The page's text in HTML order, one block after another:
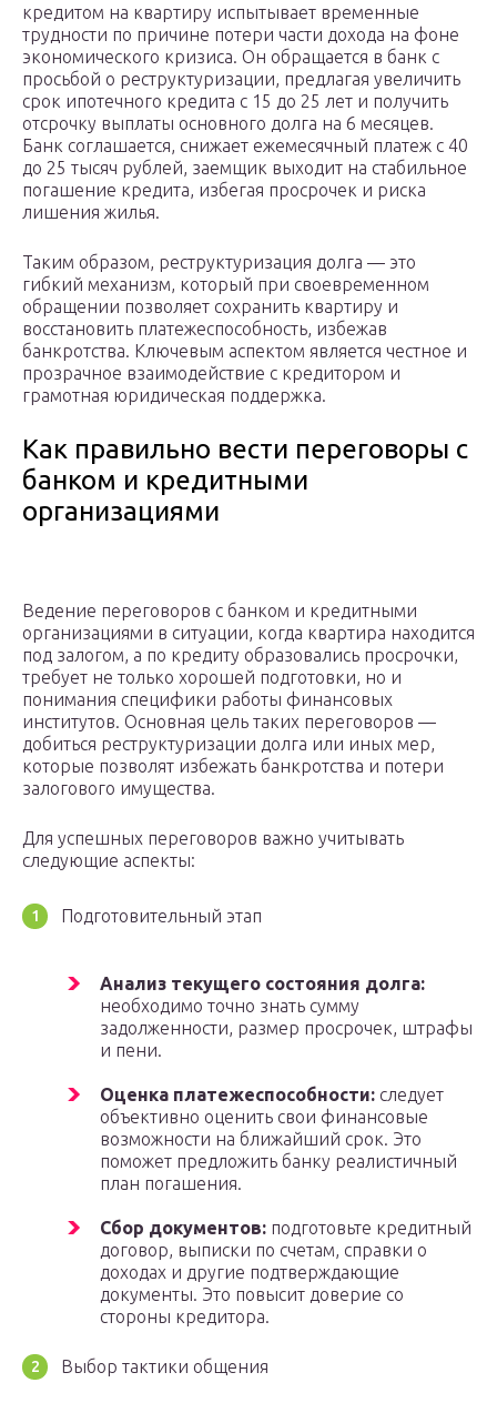
кредитом на квартиру испытывает временные
трудности по причине потери части дохода на фоне
экономического кризиса. Он обращается в банк с
просьбой о реструктуризации, предлагая увеличить
срок ипотечного кредита с 15 до 25 лет и получить
отсрочку выплаты основного долга на 6 месяцев.
Банк соглашается, снижает ежемесячный платеж с 40
до 25 тысяч рублей, заемщик выходит на стабильное
погашение кредита, избегая просрочек и риска
лишения жилья.
Таким образом, реструктуризация долга — это
гибкий механизм, который при своевременном
обращении позволяет сохранить квартиру и
восстановить платежеспособность, избежав
банкротства. Ключевым аспектом является честное и
прозрачное взаимодействие с кредитором и
грамотная юридическая поддержка.
Как правильно вести переговоры с
банком и кредитными
организациями
Ведение переговоров с банком и кредитными
организациями в ситуации, когда квартира находится
под залогом, а по кредиту образовались просрочки,
требует не только хорошей подготовки, но и
понимания специфики работы финансовых
институтов. Основная цель таких переговоров —
добиться реструктуризации долга или иных мер,
которые позволят избежать банкротства и потери
залогового имущества.
Для успешных переговоров важно учитывать
следующие аспекты:
Подготовительный этап
Анализ текущего состояния долга:
необходимо точно знать сумму
задолженности, размер просрочек, штрафы
и пени.
Оценка платежеспособности: следует
объективно оценить свои финансовые
возможности на ближайший срок. Это
поможет предложить банку реалистичный
план погашения.
Сбор документов: подготовьте кредитный
договор, выписки по счетам, справки о
доходах и другие подтверждающие
документы. Это повысит доверие со
стороны кредитора.
Выбор тактики общения